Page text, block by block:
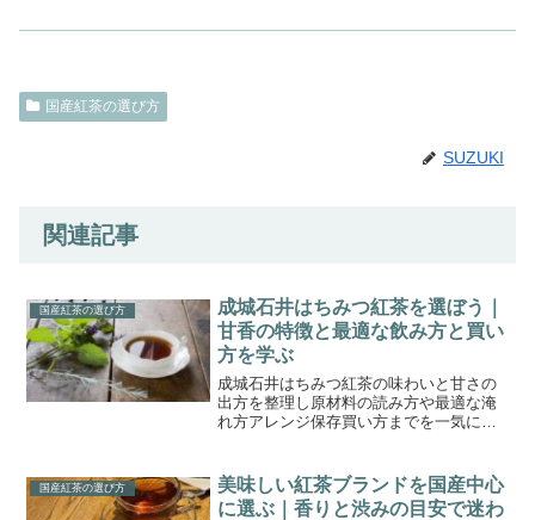
国産紅茶の選び方
SUZUKI
関連記事
国産紅茶の選び方
成城石井はちみつ紅茶を選ぼう｜
甘香の特徴と最適な飲み方と買い
方を学ぶ
成城石井はちみつ紅茶の味わいと甘さの
出方を整理し原材料の読み方や最適な淹
れ方アレンジ保存買い方までを一気に把
国産紅茶の選び方
美味しい紅茶ブランドを国産中心
に選ぶ｜香りと渋みの目安で迷わ